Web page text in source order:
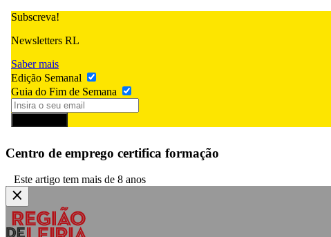
Subscreva!
Newsletters RL
Saber mais
Edição Semanal
Guia do Fim de Semana
Centro de emprego certifica formação
Este artigo tem mais de 8 anos